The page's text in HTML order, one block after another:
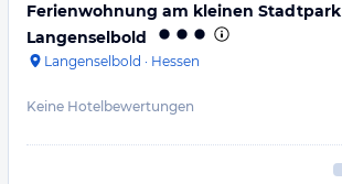
Ferienwohnung am kleinen Stadtpark
Langenselbold
Langenselbold · Hessen
Keine Hotelbewertungen